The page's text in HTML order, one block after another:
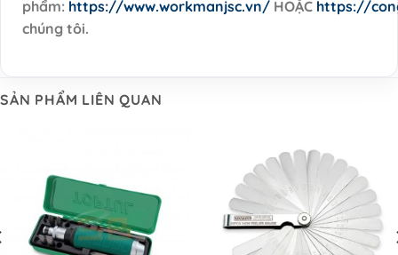
phẩm: https://www.workmanjsc.vn/ HOẶC https://
chúng tôi.
SẢN PHẨM LIÊN QUAN